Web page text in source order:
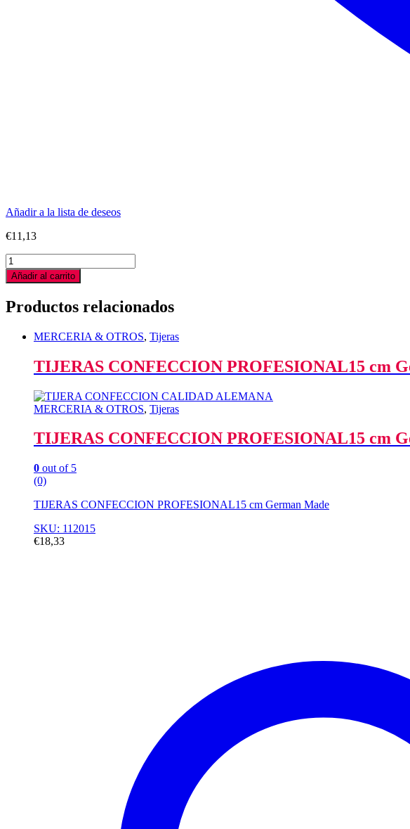
Añadir a la lista de deseos
€11,13
TIJERAS
RECTA
PROFESIONAL
in
quantity
Añadir al carrito
Productos relacionados
MERCERIA & OTROS, Tijeras
TIJERAS CONFECCION PROFESIONAL15 cm
MERCERIA & OTROS, Tijeras
TIJERAS CONFECCION PROFESIONAL15 cm
0 out of 5
(0)
TIJERAS CONFECCION PROFESIONAL15 cm German Made
SKU: 112015
€18,33